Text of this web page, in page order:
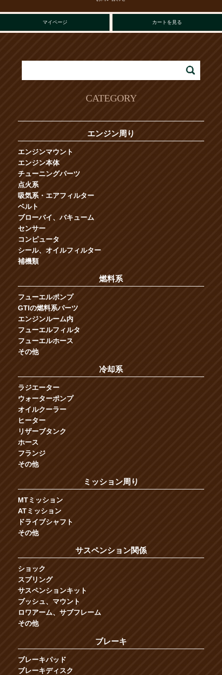
マイページ カートを見る
CATEGORY
エンジン周り
エンジンマウント
エンジン本体
チューニングパーツ
点火系
吸気系・エアフィルター
ベルト
ブローバイ、バキューム
センサー
コンピュータ
シール、オイルフィルター
補機類
燃料系
フューエルポンプ
GTIの燃料系パーツ
エンジンルーム内
フューエルフィルタ
フューエルホース
その他
冷却系
ラジエーター
ウォーターポンプ
オイルクーラー
ヒーター
リザーブタンク
ホース
フランジ
その他
ミッション周り
MTミッション
ATミッション
ドライブシャフト
その他
サスペンション関係
ショック
スプリング
サスペンションキット
ブッシュ、マウント
ロワアーム、サブフレーム
その他
ブレーキ
ブレーキパッド
ブレーキディスク